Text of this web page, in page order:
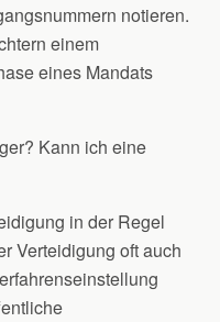
notieren.
einem
eines Mandats
Kann ich eine
in der Regel
Verteidigung oft auch